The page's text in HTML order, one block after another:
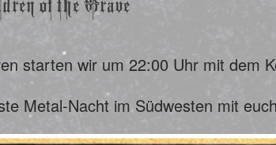
starten wir um 22:00 Uhr mit dem
Metal-Nacht im Südwesten mit